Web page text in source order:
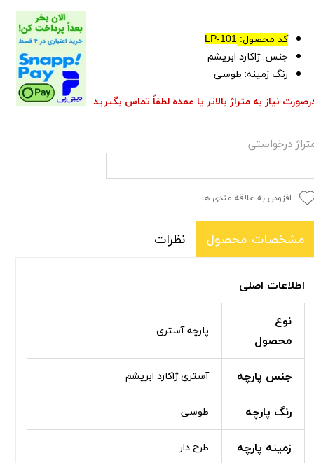
کد محصول:LP-101
جنس: ژاکارد ابریشم
رنگ زمینه: طوسی
نیاز به متراژ بالاتر یا عمده لطفاً تماس بگیرید
درخواستی
افزودن به علاقه مندی ها
مشخصات محصول نظرات
اطلاعات اصلی
نوع
محصول
پارچه آستری
جنس پارچه آستری ژاکارد ابریشم
رنگ پارچه طوسی
زمینه پارچه طرح دار